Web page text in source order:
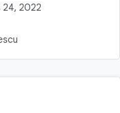
24, 2022